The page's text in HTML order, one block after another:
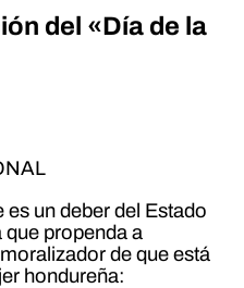
del «Día de la
un deber del Estado
propenda a
de que está
hondureña: